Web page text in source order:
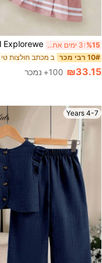
%15 3 ימים אחרונים
10# רבי מכר
₪33.15 100+ נמכר
4-7 Years